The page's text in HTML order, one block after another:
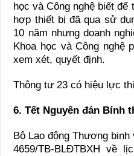
học và Công nghệ biết để
hợp thiết bị đã qua sử
10 năm nhưng doanh
Khoa học và Công nghệ
xem xét, quyết định.
Thông tư 23 có hiệu lực
6. Tết Nguyên đán Bính
Bộ Lao động Thương
4659/TB-BLĐTBXH về